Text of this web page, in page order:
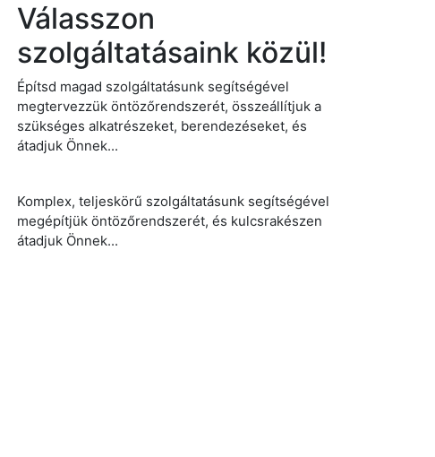
Válasszon
szolgáltatásaink közül!
Építsd magad szolgáltatásunk segítségével
megtervezzük öntözőrendszerét, összeállítjuk a
szükséges alkatrészeket, berendezéseket, és
átadjuk Önnek...
Komplex, teljeskörű szolgáltatásunk segítségével
megépítjük öntözőrendszerét, és kulcsrakészen
átadjuk Önnek...